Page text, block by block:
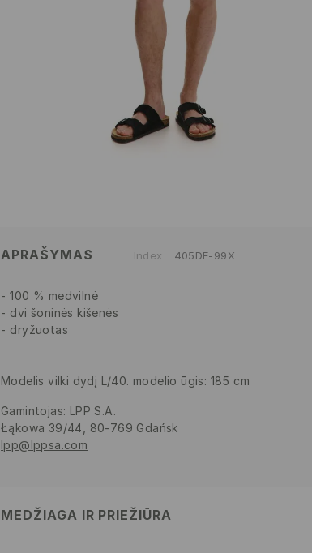
APRAŠYMAS Index 405DE-99X
100 % medvilnė
dvi šoninės kišenės
dryžuotas
Modelis vilki dydį L/40. modelio ūgis: 185 cm
Gamintojas: LPP S.A.
Łąkowa 39/44, 80-769 Gdańsk
lpp@lppsa.com
MEDŽIAGA IR PRIEŽIŪRA